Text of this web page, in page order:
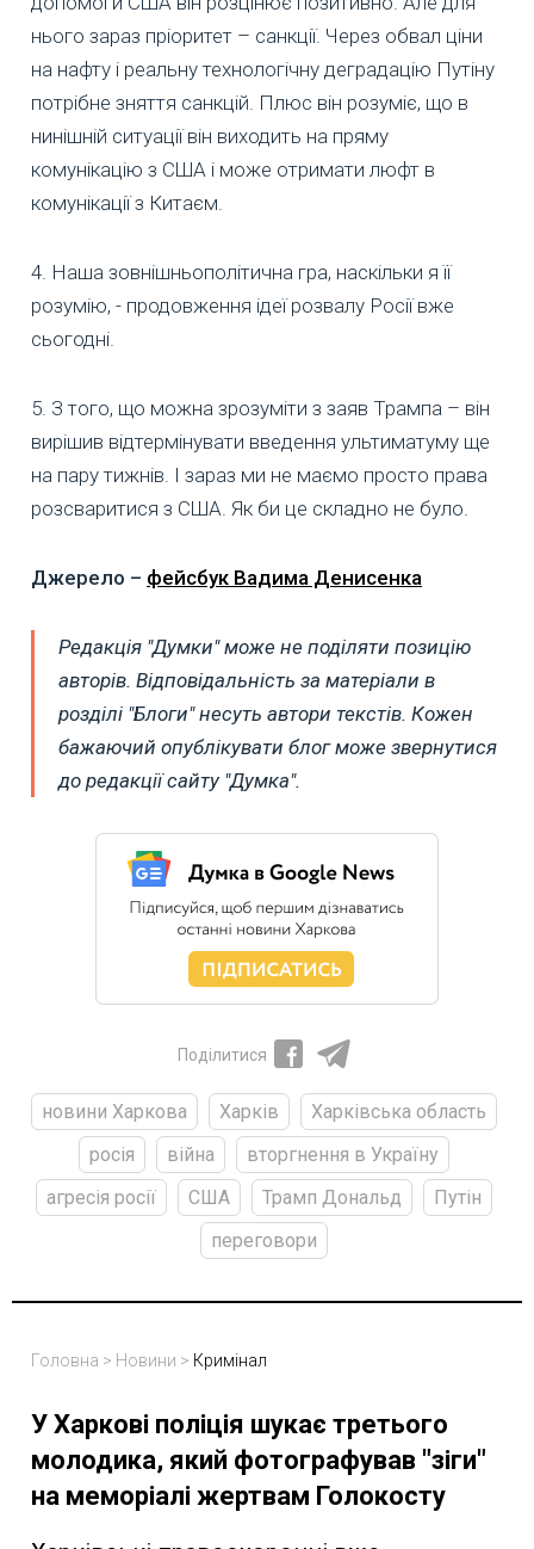
нього зараз пріоритет – санкції. Через обвал ціни
на нафту і реальну технологічну деградацію Путіну
потрібне зняття санкцій. Плюс він розуміє, що в
нинішній ситуації він виходить на пряму
комунікацію з США і може отримати люфт в
комунікації з Китаєм.
4. Наша зовнішньополітична гра, наскільки я її
розумію, - продовження ідеї розвалу Росії вже
сьогодні.
5. З того, що можна зрозуміти з заяв Трампа – він
вирішив відтермінувати введення ультиматуму ще
на пару тижнів. І зараз ми не маємо просто права
розсваритися з США. Як би це складно не було.
Джерело – фейсбук Вадима Денисенка
Редакція "Думки" може не поділяти позицію
авторів. Відповідальність за матеріали в
розділі "Блоги" несуть автори текстів. Кожен
бажаючий опублікувати блог може звернутися
до редакції сайту "Думка".
Поділитися
новини Харкова Харків
Харківська область
росія
війна
вторгнення в Україну
агресія росії
США Трамп Дональд
Путін
переговори
Головна > Новини > Кримінал
У Харкові поліція шукає третього
молодика, який фотографував "зіги"
на меморіалі жертвам Голокосту